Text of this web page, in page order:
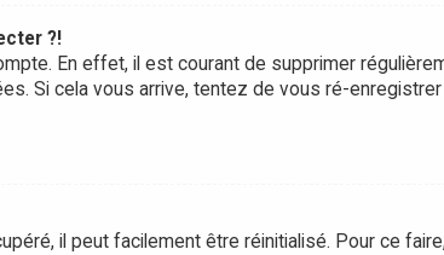
?!
En effet, il est courant de supprimer
Si cela vous arrive, tentez de vous ré-
il peut facilement être réinitialisé. Pour ce